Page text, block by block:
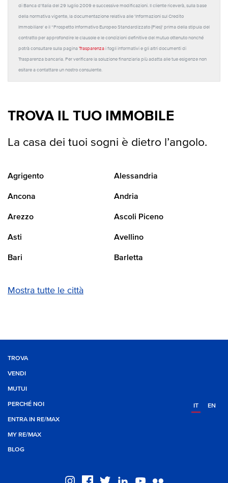
di Banca d'Italia del 29 luglio 2009 e successive modificazioni. Il cliente riceverà, sulla base
della normativa vigente, la documentazione relativa alle 'Informazioni sul Credito
Immobiliare' e il “Prospetto Informativo Europeo Standardizzato (Pies)' prima della stipula del
contratto per approfondire le clausole e le condizioni definitive del mutuo ottenuto nonché
potrà consultare sulla pagina Trasparenza i fogli informativi e gli altri documenti di
Trasparenza bancaria. Per verificare la soluzione finanziaria più adatta alle tue esigenze non
esitare a contattare un nostro consulente.
TROVA IL TUO IMMOBILE
La casa dei tuoi sogni è dietro l’angolo.
Agrigento Alessandria
Ancona Andria
Arezzo Ascoli Piceno
Asti Avellino
Bari Barletta
Mostra tutte le città
TROVA
VENDI
MUTUI
PERCHÉ NOI
ENTRA IN RE/MAX
MY RE/MAX
BLOG
IT EN